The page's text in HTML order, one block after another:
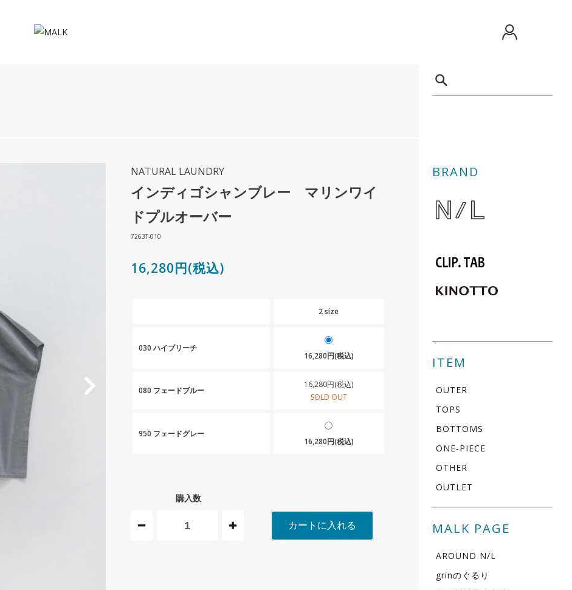
BRAND
ITEM
OUTER
TOPS
BOTTOMS
ONE-PIECE
OTHER
OUTLET
MALK PAGE
AROUND N/L
grinのぐるり
NATURAL LAUNDRY
インディゴシャンブレー マリンワイ
ドプルオーバー
7263T-010
16,280円(税込)
2 size
030 ハイブリーチ
16,280円(税込)
080 フェードブルー
16,280円(税込)
SOLD OUT
950 フェードグレー
16,280円(税込)
購入数
カートに入れる